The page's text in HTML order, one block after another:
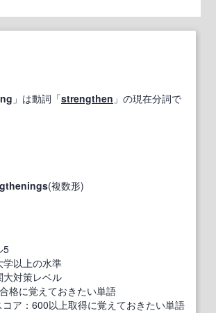
」は動詞「strengthen 」の現在分詞で
(複数形)
5
以上の水準
大対策レベル
格に覚えておきたい単語
ア：600以上取得に覚えておきたい単語